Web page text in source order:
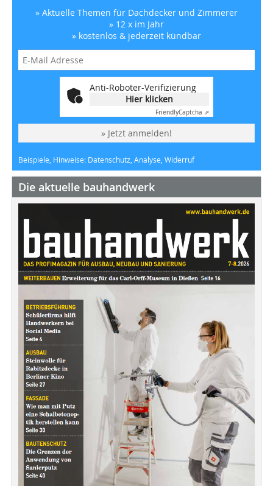
» Aktuelle Themen für Dachdecker und Zimmerer
» 12 x im Jahr
» kostenlos & jederzeit kündbar
Anti-Roboter-Verifizierung
Hier klicken
FriendlyCaptcha ⇗
» Jetzt anmelden!
Beispiele, Hinweise: Datenschutz, Analyse, Widerruf
Die aktuelle bauhandwerk